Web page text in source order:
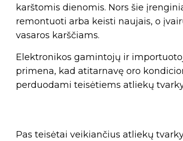
karštomis dienomis. Nors šie
remontuoti arba keisti naujais, o
vasaros karščiams.
Elektronikos gamintojų ir
primena, kad atitarnavę oro
perduodami teisėtiems atliekų
Pas teisėtai veikiančius atliekų